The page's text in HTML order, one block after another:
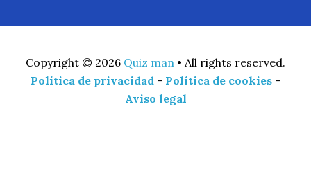
Copyright © 2026 Quiz man • All rights reserved.
Política de privacidad - Política de cookies -
Aviso legal